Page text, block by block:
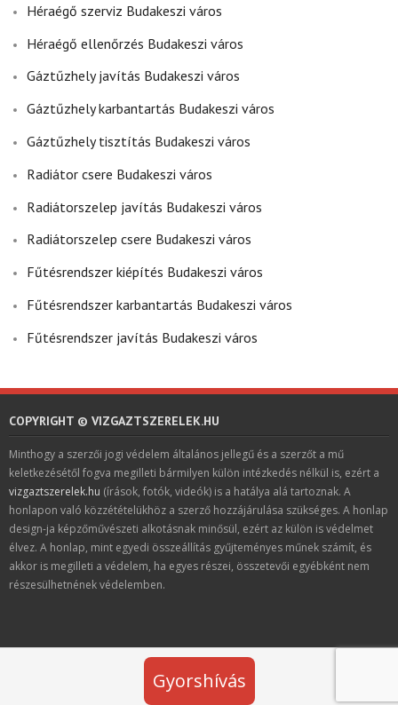
Héraégő szerviz Budakeszi város
Héraégő ellenőrzés Budakeszi város
Gáztűzhely javítás Budakeszi város
Gáztűzhely karbantartás Budakeszi város
Gáztűzhely tisztítás Budakeszi város
Radiátor csere Budakeszi város
Radiátorszelep javítás Budakeszi város
Radiátorszelep csere Budakeszi város
Fűtésrendszer kiépítés Budakeszi város
Fűtésrendszer karbantartás Budakeszi város
Fűtésrendszer javítás Budakeszi város
COPYRIGHT © VIZGAZTSZERELEK.HU
Minthogy a szerzői jogi védelem általános jellegű és a szerzőt a mű
keletkezésétől fogva megilleti bármilyen külön intézkedés nélkül is, ezért a
vizgaztszerelek.hu (írások, fotók, videók) is a hatálya alá tartoznak. A
honlapon való közzétételükhöz a szerző hozzájárulása szükséges. A honlap
design-ja képzőművészeti alkotásnak minősül, ezért az külön is védelmet
élvez. A honlap, mint egyedi összeállítás gyűjteményes műnek számít, és
akkor is megilleti a védelem, ha egyes részei, összetevői egyébként nem
részesülhetnének védelemben.
Think Up Themes Ltd. Powered by
Gyorshívás